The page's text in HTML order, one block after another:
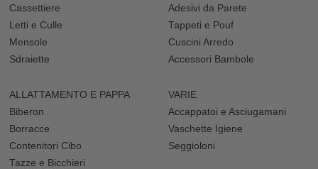
Cassettiere
Letti e Culle
Mensole
Sdraiette
Adesivi da Parete
Tappeti e Pouf
Cuscini Arredo
Accessori Bambole
ALLATTAMENTO E PAPPA
Biberon
Borracce
Contenitori Cibo
Tazze e Bicchieri
VARIE
Accappatoi e Asciugamani
Vaschette Igiene
Seggioloni